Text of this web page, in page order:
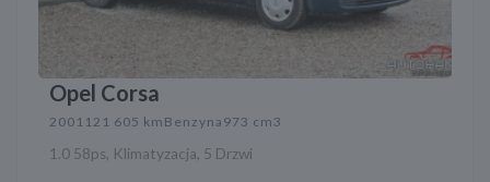
Opel Corsa
2001 121 605 km Benzyna 973 cm3
1.0 58ps, Klimatyzacja, 5 Drzwi